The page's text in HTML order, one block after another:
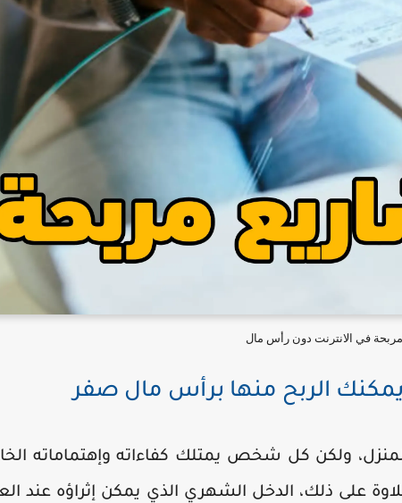
مربحة في الانترنت دون رأس مال
الربح منها برأس مال صفر
ولكن كل شخص يمتلك كفاءاته وإهتماماته
على ذلك، الدخل الشهري الذي يمكن إثراؤه عند